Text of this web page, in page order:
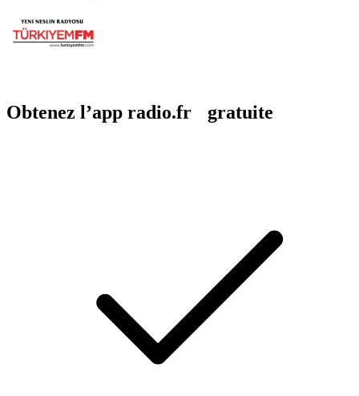
Obtenez l’app radio.fr gratuite